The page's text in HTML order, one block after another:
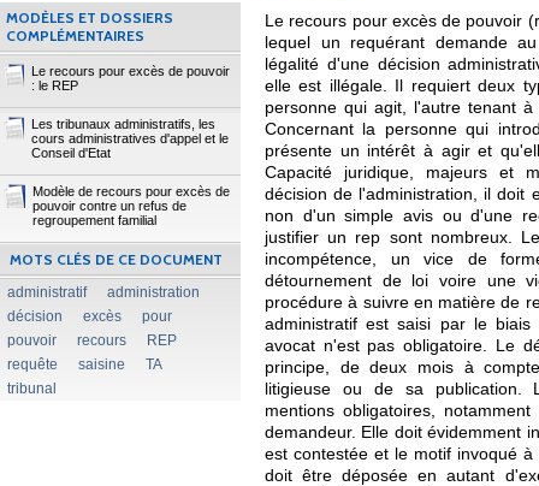
MODÈLES ET DOSSIERS
COMPLÉMENTAIRES
Le recours pour excès de pouvoir
: le REP
Les tribunaux administratifs, les
cours administratives d'appel et le
Conseil d'Etat
Modèle de recours pour excès de
pouvoir contre un refus de
regroupement familial
MOTS CLÉS DE CE DOCUMENT
administratif
administration
décision
excès
pour
pouvoir
recours
REP
requête
saisine
TA
tribunal
Le recours pour excès de pouvoir
lequel un requérant demande
légalité d'une décision
elle est illégale. Il requiert deux
personne qui agit, l'autre tenant
Concernant la personne qui
présente un intérêt à agir et
Capacité juridique, majeurs et
décision de l'administration, il doit
non d'un simple avis ou d'une
justifier un rep sont nombreux.
incompétence, un vice de
détournement de loi voire une
procédure à suivre en matière de
administratif est saisi par le
avocat n'est pas obligatoire. Le
principe, de deux mois à
litigieuse ou de sa publication.
mentions obligatoires,
demandeur. Elle doit évidemment
est contestée et le motif invoqué
doit être déposée en autant